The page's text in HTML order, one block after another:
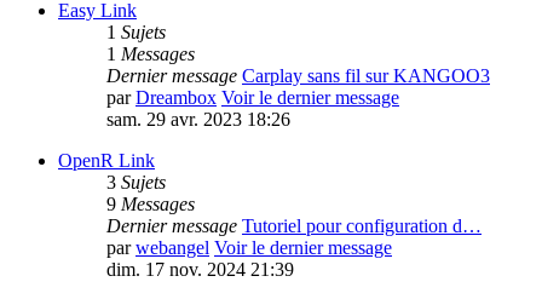
Easy Link
1 Sujets
1 Messages
Dernier message Carplay sans fil sur KANGOO3
parDreambox Voir le dernier message
sam. 29 avr. 2023 18:26
OpenR Link
3 Sujets
9 Messages
Dernier message Tutoriel pour configuration d…
parwebangel Voir le dernier message
dim. 17 nov. 2024 21:39